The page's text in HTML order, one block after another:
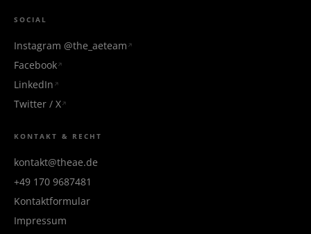
SOCIAL
Instagram @the_aeteam
Facebook
LinkedIn
Twitter / X
KONTAKT & RECHT
kontakt@theae.de
+49 170 9687481
Kontaktformular
Impressum